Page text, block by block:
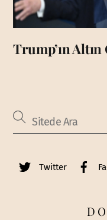
Trump’ın Altın
Twitter